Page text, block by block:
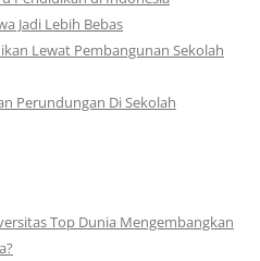
Jadi Lebih Bebas
Lewat Pembangunan Sekolah
Perundungan Di Sekolah
Top Dunia Mengembangkan